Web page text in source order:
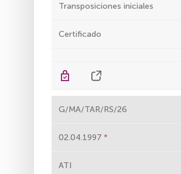
Transposiciones iniciales
Certificado
G/MA/TAR/RS/26
02.04.1997
ATI